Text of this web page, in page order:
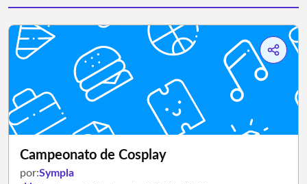
Campeonato de Cosplay
por:Sympla